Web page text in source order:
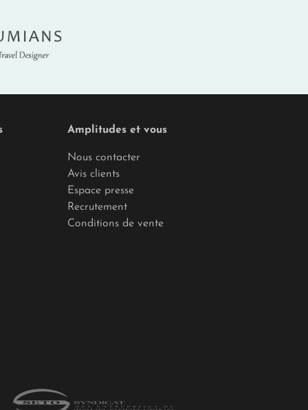
Amplitudes et vous
Nous contacter
Avis clients
Espace presse
Recrutement
Conditions de vente